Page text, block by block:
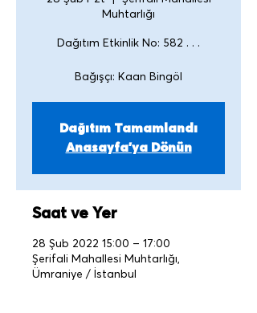
Muhtarlığı
Dağıtım Etkinlik No: 582 . . .
Dağıtım Tamamlandı
Anasayfa'ya Dönün
Saat ve Yer
28 Şub 2022 15:00 – 17:00
Şerifali Mahallesi Muhtarlığı,
Ümraniye / İstanbul